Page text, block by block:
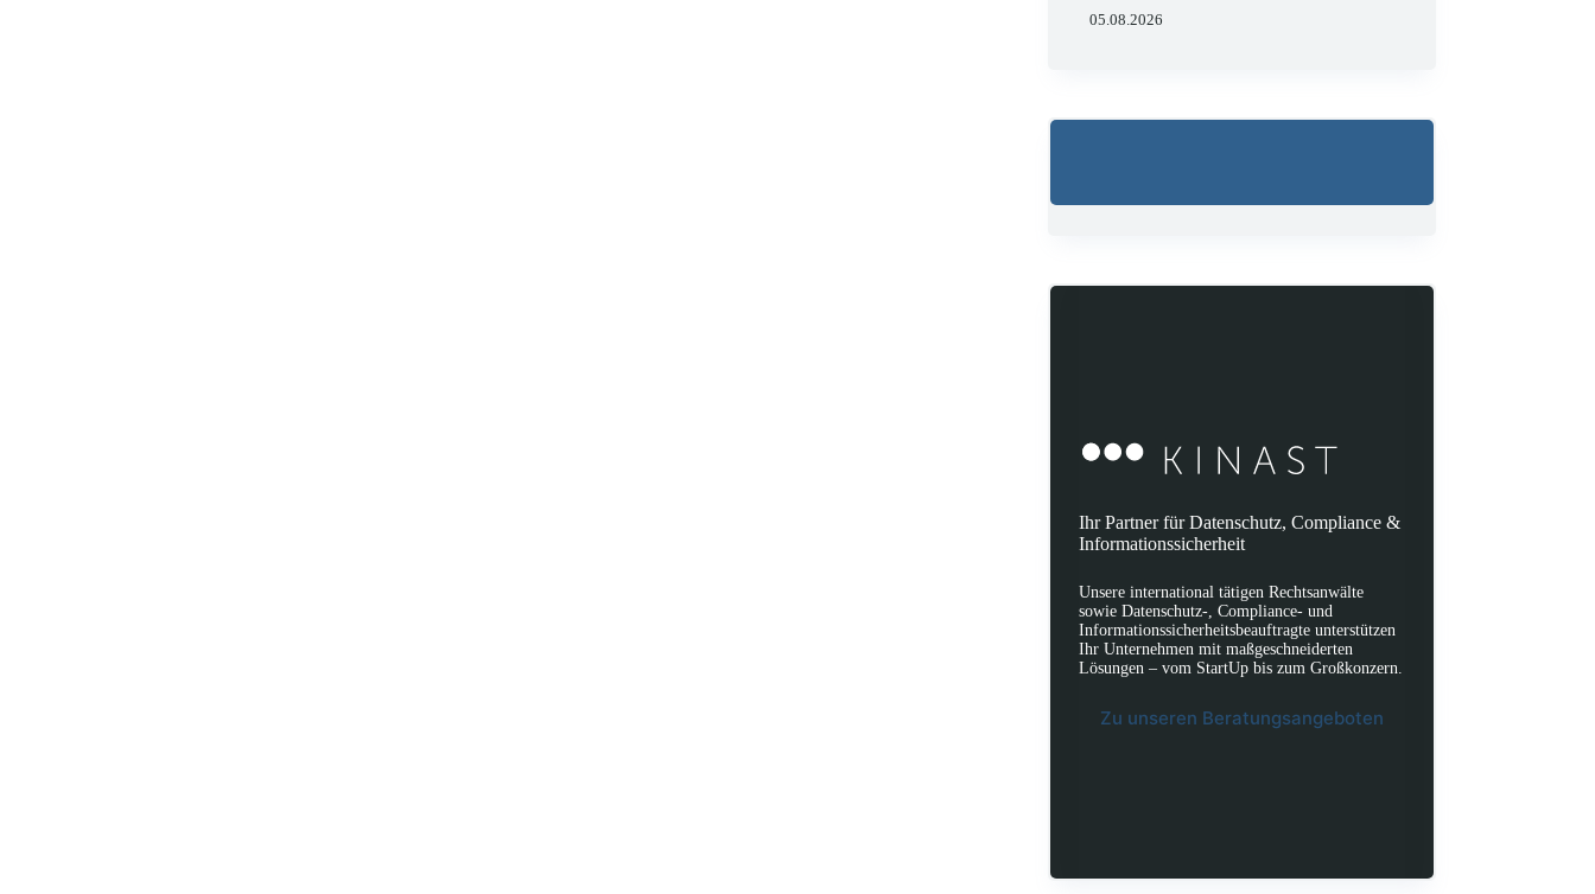
05.08.2026
Ihr Partner für Datenschutz, Compliance &
Informationssicherheit
Unsere international tätigen Rechtsanwälte
sowie Datenschutz-, Compliance- und
Informationssicherheitsbeauftragte unterstützen
Ihr Unternehmen mit maßgeschneiderten
Lösungen – vom StartUp bis zum Großkonzern.
Zu unseren Beratungsangeboten